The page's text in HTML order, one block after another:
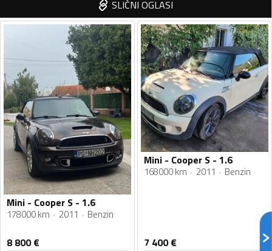
SLIČNI OGLASI
Mini - Cooper S - 1.6
178000 km 2011 Benzin
8 800€
Mini - Cooper S - 1.6
168000 km 2011 Benzin
7 400€